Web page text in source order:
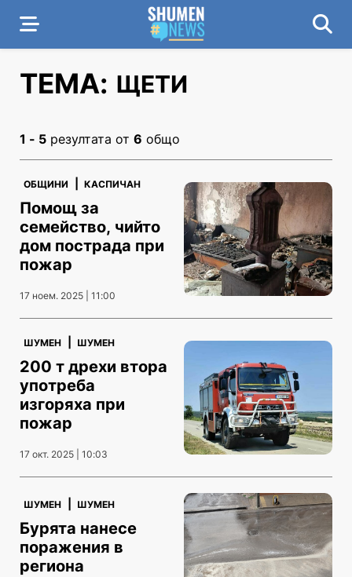
ТЕМА: ЩЕТИ
1 - 5 резултата от 6 общо
ОБЩИНИ КАСПИЧАН
Помощ за
семейство, чийто
дом пострада при
пожар
17 ноем. 2025 | 11:00
ШУМЕН ШУМЕН
200 т дрехи втора
употреба
изгоряха при
пожар
17 окт. 2025 | 10:03
ШУМЕН ШУМЕН
Бурята нанесе
поражения в
региона